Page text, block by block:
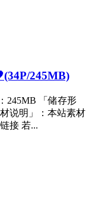
245MB)
245MB 「储存形
说明」：本站素材
接 若...